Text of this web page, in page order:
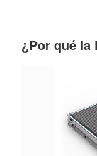
¿Por qué la